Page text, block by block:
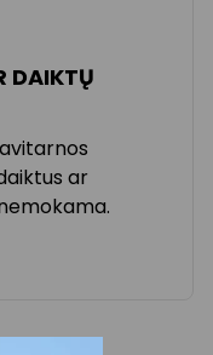
DAIKTŲ
ar